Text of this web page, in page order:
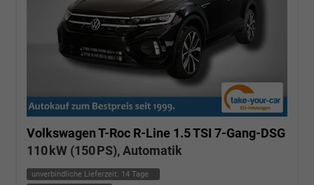
Volkswagen T-Roc R-Line 1.5 TSI 7-Gang-DSG
110 kW (150 PS), Automatik
unverbindliche Lieferzeit: 14 Tage